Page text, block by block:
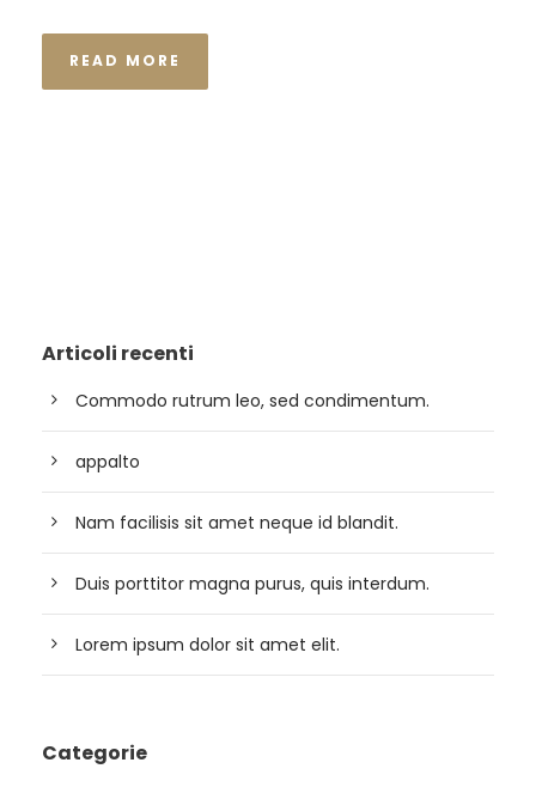
READ MORE
Articoli recenti
Commodo rutrum leo, sed condimentum.
appalto
Nam facilisis sit amet neque id blandit.
Duis porttitor magna purus, quis interdum.
Lorem ipsum dolor sit amet elit.
Categorie